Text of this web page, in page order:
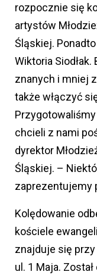
rozpocznie się
artystów
Śląskiej.
Wiktoria
znanych i mniej
także włączyć
chcieli z nami
dyrektor
Śląskiej. –
zaprezentujemy
Kolędowanie
kościele
znajduje się
ul. 1 Maja.